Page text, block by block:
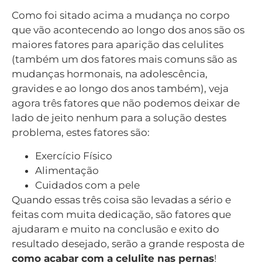
Como foi sitado acima a mudança no corpo
que vão acontecendo ao longo dos anos são os
maiores fatores para aparição das celulites
(também um dos fatores mais comuns são as
mudanças hormonais, na adolescência,
gravides e ao longo dos anos também), veja
agora três fatores que não podemos deixar de
lado de jeito nenhum para a solução destes
problema, estes fatores são:
Exercício Físico
Alimentação
Cuidados com a pele
Quando essas três coisa são levadas a sério e
feitas com muita dedicação, são fatores que
ajudaram e muito na conclusão e exito do
resultado desejado, serão a grande resposta de
como acabar com a celulite nas pernas!